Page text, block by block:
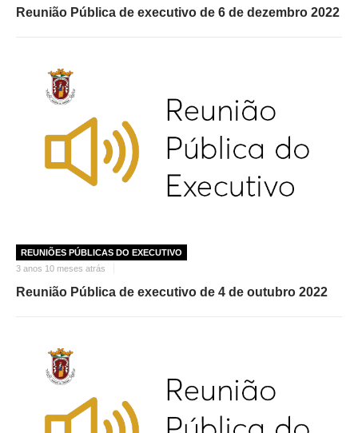
Reunião Pública de executivo de 6 de dezembro 2022
REUNIÕES PÚBLICAS DO EXECUTIVO
3 anos 10 meses atrás
Reunião Pública de executivo de 4 de outubro 2022